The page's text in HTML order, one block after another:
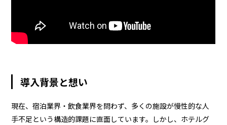
導入背景と想い
現在、宿泊業界・飲食業界を問わず、多くの施設が慢性的な人
手不足という構造的課題に直面しています。しかし、ホテルグ